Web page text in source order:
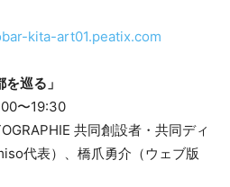
kita-art01.peatix.com
巡る」
〜19:30
共同創設者・共同ディ
代表）、橋爪勇介（ウェブ版